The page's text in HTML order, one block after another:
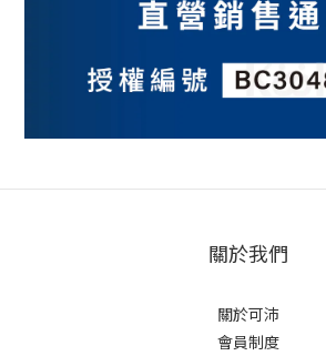
關於我們
關於可沛
會員制度